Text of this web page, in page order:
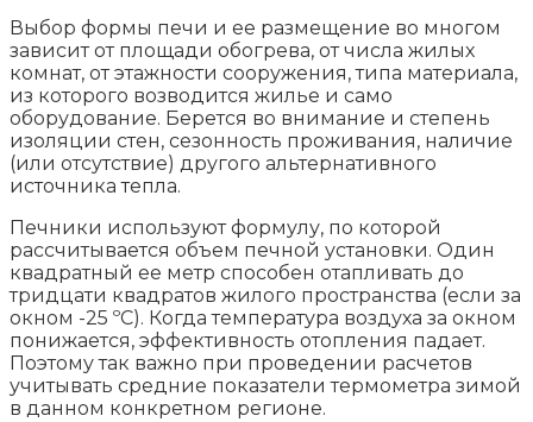
Выбор формы печи и ее размещение во многом
зависит от площади обогрева, от числа жилых
комнат, от этажности сооружения, типа материала,
из которого возводится жилье и само
оборудование. Берется во внимание и степень
изоляции стен, сезонность проживания, наличие
(или отсутствие) другого альтернативного
источника тепла.
Печники используют формулу, по которой
рассчитывается объем печной установки. Один
квадратный ее метр способен отапливать до
тридцати квадратов жилого пространства (если за
окном -25 ºС). Когда температура воздуха за окном
понижается, эффективность отопления падает.
Поэтому так важно при проведении расчетов
учитывать средние показатели термометра зимой
в данном конкретном регионе.